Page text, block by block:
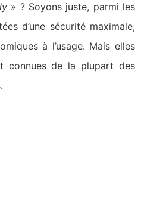
» ? Soyons juste, parmi les
d’une sécurité maximale,
à l’usage. Mais elles
connues de la plupart des